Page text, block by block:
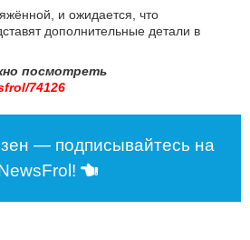
и ожидается, что
дополнительные детали в
посмотреть
74126
— подписывайтесь на